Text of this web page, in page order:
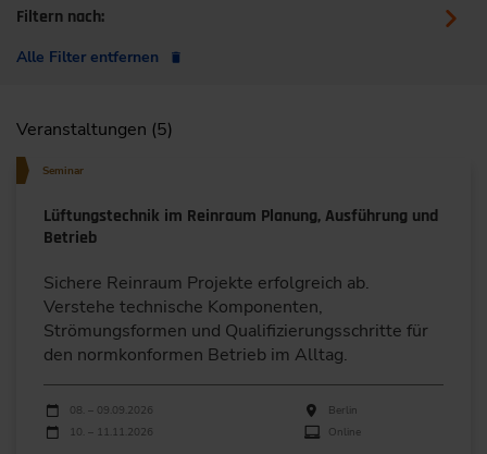
Filtern nach:
Alle Filter entfernen
Veranstaltungen (5)
Seminar
Lüftungstechnik im Reinraum Planung, Ausführung und
Betrieb
Sichere Reinraum Projekte erfolgreich ab.
Verstehe technische Komponenten,
Strömungsformen und Qualifizierungsschritte für
den normkonformen Betrieb im Alltag.
Durchführungen
Veranstaltungsdatum
08. – 09.09.2026
Berlin
10. – 11.11.2026
Online